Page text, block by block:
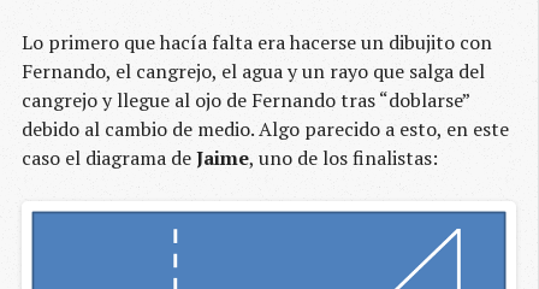
Lo primero que hacía falta era hacerse un dibujito con
Fernando, el cangrejo, el agua y un rayo que salga del
cangrejo y llegue al ojo de Fernando tras “doblarse”
debido al cambio de medio. Algo parecido a esto, en este
caso el diagrama deJaime, uno de los finalistas: